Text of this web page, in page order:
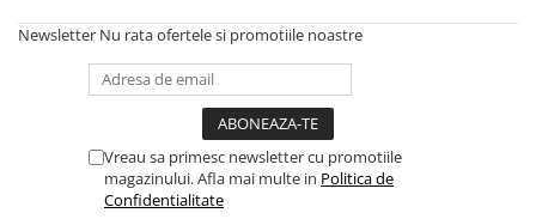
Newsletter Nu rata ofertele si promotiile noastre
Vreau sa primesc newsletter cu promotiile
magazinului. Afla mai multe in Politica de
Confidentialitate